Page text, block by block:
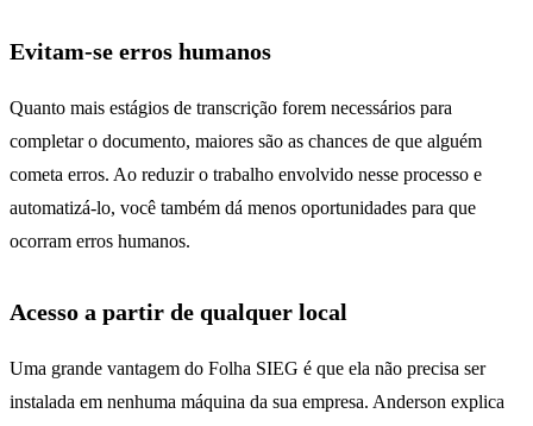
Evitam-se erros humanos
Quanto mais estágios de transcrição forem necessários para
completar o documento, maiores são as chances de que alguém
cometa erros. Ao reduzir o trabalho envolvido nesse processo e
automatizá-lo, você também dá menos oportunidades para que
ocorram erros humanos.
Acesso a partir de qualquer local
Uma grande vantagem do Folha SIEG é que ela não precisa ser
instalada em nenhuma máquina da sua empresa. Anderson explica